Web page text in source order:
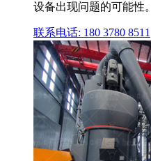
设备出现问题的可能性。
联系电话: 180 3780 8511